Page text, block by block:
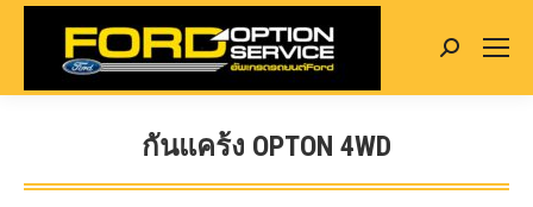
Search:
กันแคร้ง OPTON 4WD
You are here: